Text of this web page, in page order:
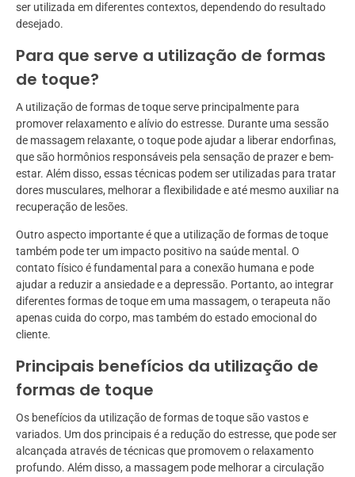
ser utilizada em diferentes contextos, dependendo do resultado
desejado.
Para que serve a utilização de formas
de toque?
A utilização de formas de toque serve principalmente para
promover relaxamento e alívio do estresse. Durante uma sessão
de massagem relaxante, o toque pode ajudar a liberar endorfinas,
que são hormônios responsáveis pela sensação de prazer e bem-
estar. Além disso, essas técnicas podem ser utilizadas para tratar
dores musculares, melhorar a flexibilidade e até mesmo auxiliar na
recuperação de lesões.
Outro aspecto importante é que a utilização de formas de toque
também pode ter um impacto positivo na saúde mental. O
contato físico é fundamental para a conexão humana e pode
ajudar a reduzir a ansiedade e a depressão. Portanto, ao integrar
diferentes formas de toque em uma massagem, o terapeuta não
apenas cuida do corpo, mas também do estado emocional do
cliente.
Principais benefícios da utilização de
formas de toque
Os benefícios da utilização de formas de toque são vastos e
variados. Um dos principais é a redução do estresse, que pode ser
alcançada através de técnicas que promovem o relaxamento
profundo. Além disso, a massagem pode melhorar a circulação